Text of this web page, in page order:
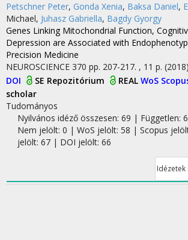
Petschner Peter, Gonda Xenia, Baksa Daniel,
Michael, Juhasz Gabriella, Bagdy Gyorgy
Genes Linking Mitochondrial Function,
Depression are Associated with
Precision Medicine
NEUROSCIENCE 370 pp. 207-217. , 11 p. (2018)
DOI
SE Repozitórium REAL WoS
scholar
Tudományos
Nyilvános idéző összesen: 69 | Független:
Nem jelölt: 0 | WoS jelölt: 58 | Scopus
jelölt: 67 | DOI jelölt: 66
Idézetek